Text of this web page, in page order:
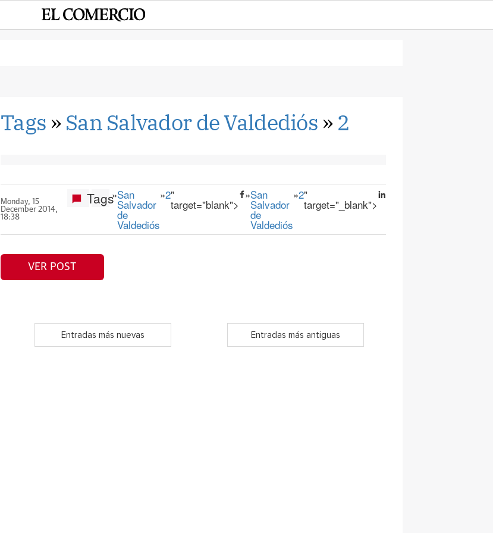
Tags » San Salvador de Valdediós » 2
Monday, 15
December 2014,
18:38
Tags»San
Salvador
de
Valdediós
»2"
target="blank">
»San
Salvador
de
Valdediós
»2"
target="_blank">
VER POST
Entradas más nuevas Entradas más antiguas